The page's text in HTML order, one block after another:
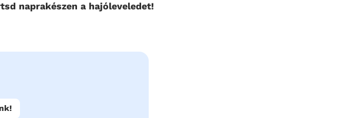
naprakészen a hajóleveledet!